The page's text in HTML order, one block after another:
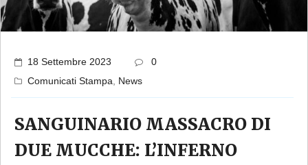
18 Settembre 2023
0
Comunicati Stampa, News
SANGUINARIO MASSACRO DI
DUE MUCCHE: L’INFERNO